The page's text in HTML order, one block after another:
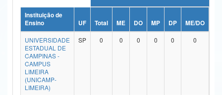
Ministério da Ciência, Tecnologia, Inovações e Comunicações
Ministério do Meio Ambiente
Ministério do Turismo
Ministério do Desenvolvimento Regional
Controladoria-Geral da União
Instituição de
Ensino
UF Total ME DO MP DP ME/DO
UNIVERSIDADE
ESTADUAL DE
CAMPINAS -
CAMPUS
LIMEIRA
(UNICAMP-
LIMEIRA)
SP 0 0 0 0 0 0